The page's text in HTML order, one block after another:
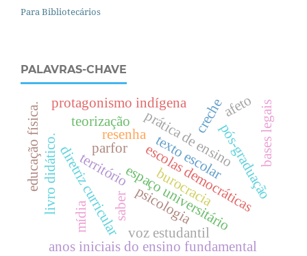
Para Bibliotecários
PALAVRAS-CHAVE
resenha
território
diretriz curricular
prática de ensino
texto escolar
espaço universitáriopós-graduação
protagonismo indígena
saber
anos iniciais do ensino fundamental
mídia
livro didático. escolas democráticas
parfor
voz estudantil
e
d
u
c
a
ç
ã
o
f
í
s
i
c
a
. creche bases legais
psicologia
teorização
afeto
burocracia